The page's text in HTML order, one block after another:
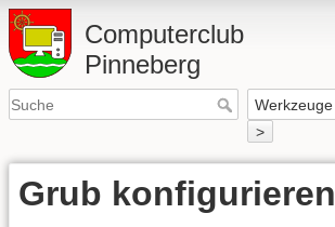
Computerclub
Pinneberg
>
Grub konfigurieren